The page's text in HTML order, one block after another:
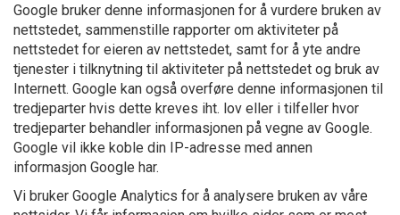
Google bruker denne informasjonen for å vurdere bruken av
nettstedet, sammenstille rapporter om aktiviteter på
nettstedet for eieren av nettstedet, samt for å yte andre
tjenester i tilknytning til aktiviteter på nettstedet og bruk av
Internett. Google kan også overføre denne informasjonen til
tredjeparter hvis dette kreves iht. lov eller i tilfeller hvor
tredjeparter behandler informasjonen på vegne av Google.
Google vil ikke koble din IP-adresse med annen
informasjon Google har.
Vi bruker Google Analytics for å analysere bruken av våre